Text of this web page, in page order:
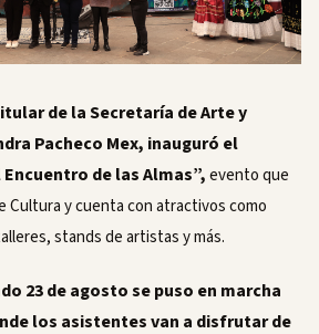
de la Secretaría de Arte y
Pacheco Mex, inauguró el
de las Almas”,evento que
Cultura y cuenta con atractivos como
stands de artistas y más.
23 de agosto se puso en marcha
los asistentes van a disfrutar de